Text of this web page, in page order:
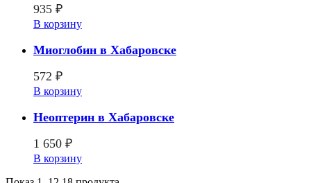
935 ₽
В корзину
Миоглобин в Хабаровске
572 ₽
В корзину
Неоптерин в Хабаровске
1 650 ₽
В корзину